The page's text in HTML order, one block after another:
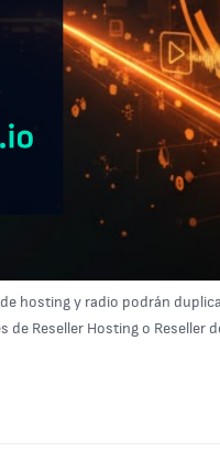
hosting y radio podrán
Reseller Hosting o Reseller de